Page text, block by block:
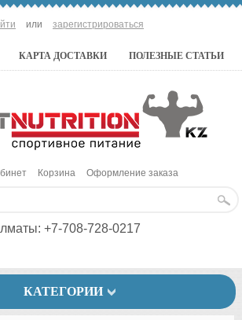
или зарегистрироваться
КАРТА ДОСТАВКИ ПОЛЕЗНЫЕ СТАТЬИ
Корзина Оформление заказа
+7-708-728-0217
КАТЕГОРИИ